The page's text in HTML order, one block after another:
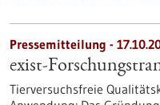
Pressemitteilung -
exist-
Tierversuchsfreie